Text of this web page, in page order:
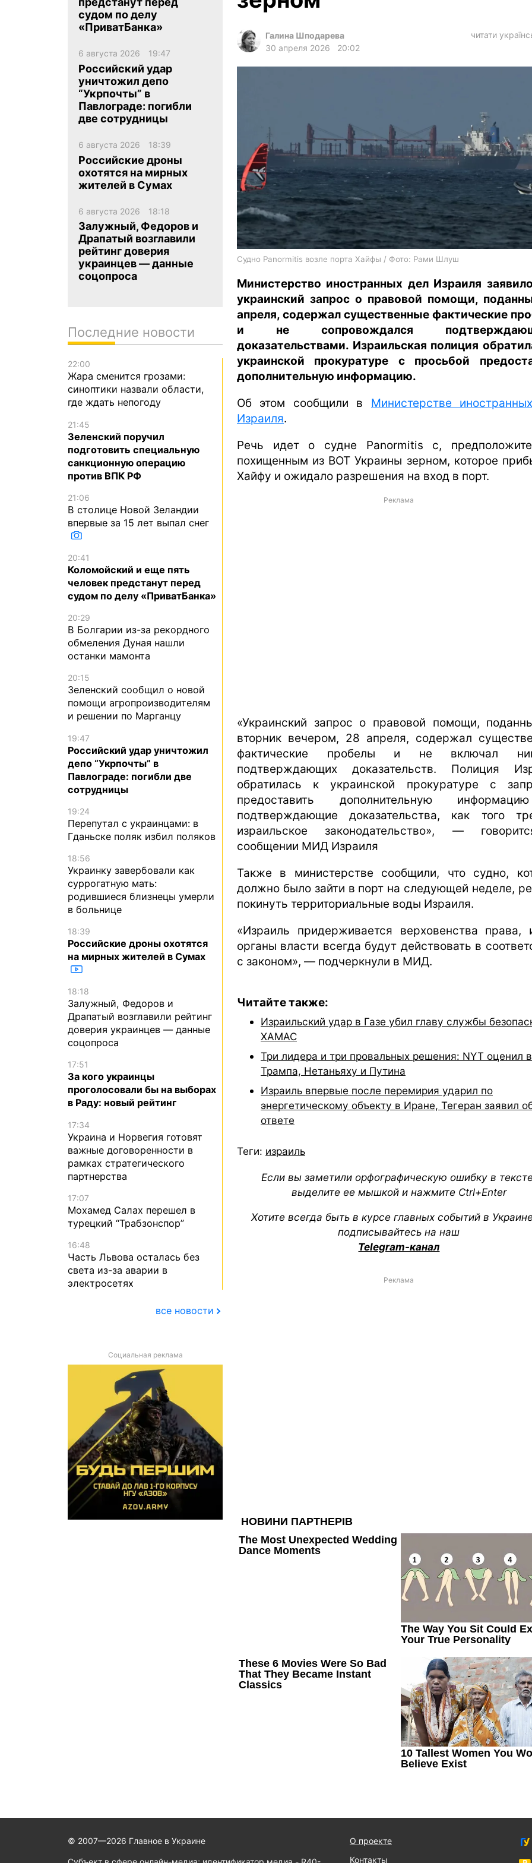
en
Галина Шподарева
30 апреля 2026
20:02
читати
Судно Panormitis возле порта Хайфы / Фото: Рами Шлуш
Министерство иностранных дел Израиля
украинский запрос о правовой помощи,
апреля, содержал существенные фактические
и не сопровождался
доказательствами. Израильская полиция
украинской прокуратуре с просьбой
дополнительную информацию.
Об этом сообщили в Министерстве
Израиля.
Речь идет о судне Panormitis с,
похищенным из ВОТ Украины зерном, которое
Хайфу и ожидало разрешения на вход в порт.
Реклама
«Украинский запрос о правовой помощи,
вторник вечером, 28 апреля, содержал
фактические пробелы и не включал
подтверждающих доказательств. Полиция
обратилась к украинской прокуратуре с
предоставить дополнительную
подтверждающие доказательства, как того
израильское законодательство», —
сообщении МИД Израиля
Также в министерстве сообщили, что судно,
должно было зайти в порт на следующей неделе,
покинуть территориальные воды Израиля.
«Израиль придерживается верховенства права,
органы власти всегда будут действовать в
с законом», — подчеркнули в МИД.
Читайте также:
Израильский удар в Газе убил главу службы
ХАМАС
Три лидера и три провальных решения: NYT оценил
Трампа, Нетаньяху и Путина
Израиль впервые после перемирия ударил по
энергетическому объекту в Иране, Тегеран заявил
ответе
Теги: израиль
Если вы заметили орфографическую ошибку в
выделите ее мышкой и нажмите Ctrl+Enter
Хотите всегда быть в курсе главных событий в
подписывайтесь на наш
Telegram-канал
Реклама
судом по делу
«ПриватБанка»
6 августа 2026 19:47
Российский удар
уничтожил депо
“Укрпочты” в
Павлограде: погибли
две сотрудницы
6 августа 2026 18:39
Российские дроны
охотятся на мирных
жителей в Сумах
6 августа 2026 18:18
Залужный, Федоров и
Драпатый возглавили
рейтинг доверия
украинцев — данные
соцопроса
Последние новости
22:00
Жара сменится грозами:
синоптики назвали области,
где ждать непогоду
21:45
Зеленский поручил
подготовить специальную
санкционную операцию
против ВПК РФ
21:06
В столице Новой Зеландии
впервые за 15 лет выпал снег
20:41
Коломойский и еще пять
человек предстанут перед
судом по делу «ПриватБанка»
20:29
В Болгарии из-за рекордного
обмеления Дуная нашли
останки мамонта
20:15
Зеленский сообщил о новой
помощи агропроизводителям
и решении по Марганцу
19:47
Российский удар уничтожил
депо “Укрпочты” в
Павлограде: погибли две
сотрудницы
19:24
Перепутал с украинцами: в
Гданьске поляк избил поляков
18:56
Украинку завербовали как
суррогатную мать:
родившиеся близнецы умерли
в больнице
18:39
Российские дроны охотятся
на мирных жителей в Сумах
18:18
Залужный, Федоров и
Драпатый возглавили рейтинг
доверия украинцев — данные
соцопроса
17:51
За кого украинцы
проголосовали бы на выборах
в Раду: новый рейтинг
17:34
Украина и Норвегия готовят
важные договоренности в
рамках стратегического
партнерства
17:07
Мохамед Салах перешел в
турецкий “Трабзонспор”
16:48
Часть Львова осталась без
света из-за аварии в
электросетях
все новости
Социальная реклама
© 2007—2026 Главное в Украине
О проекте
Контакты